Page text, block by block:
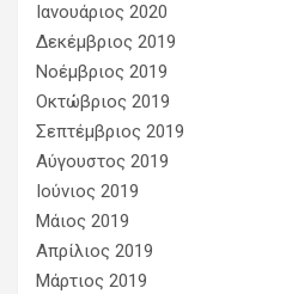
Ιανουάριος 2020
Δεκέμβριος 2019
Νοέμβριος 2019
Οκτώβριος 2019
Σεπτέμβριος 2019
Αύγουστος 2019
Ιούνιος 2019
Μάιος 2019
Απρίλιος 2019
Μάρτιος 2019